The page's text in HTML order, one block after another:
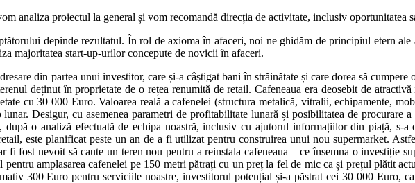
analiza proiectul la general și vom recomandă direcția de activitate, inclusiv oportunitatea
depinde rezultatul. În rol de axioma în afaceri, noi ne ghidăm de principiul etern
majoritatea start-up-urilor concepute de novicii în afaceri.
din partea unui investitor, care și-a câștigat bani în străinătate și care dorea să
deținut în proprietate de o rețea renumită de retail. Cafeneaua era deosebit de
cu 30 000 Euro. Valoarea reală a cafenelei (structura metalică, vitralii, echipamente,
Desigur, cu asemenea parametri de profitabilitate lunară și posibilitatea de procurare
o analiză efectuată de echipa noastră, inclusiv cu ajutorul informațiilor din piață, s-a
este planificat peste un an de a fi utilizat pentru construirea unui nou supermarket.
fost nevoit să caute un teren nou pentru a reinstala cafeneaua – ce însemna o investiție
pentru amplasarea cafenelei pe 150 metri pătrați cu un preț la fel de mic ca și prețul plătit
300 Euro pentru serviciile noastre, investitorul potențial și-a păstrat cei 30 000 Euro,